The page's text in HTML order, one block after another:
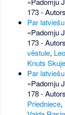
173-
Par
«Padomju
173-
vēstule,
Knuts
Par
«Padomju
178-
Priedniece,